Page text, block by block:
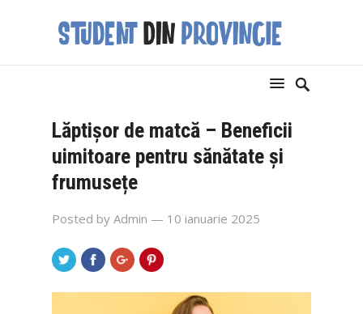
Lăptișor de matcă – Beneficii
uimitoare pentru sănătate și
frumusețe
Posted by Admin — 10 ianuarie 2025